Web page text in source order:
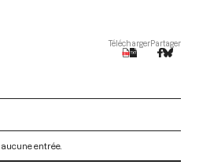
TéléchargerPartager
entrée.